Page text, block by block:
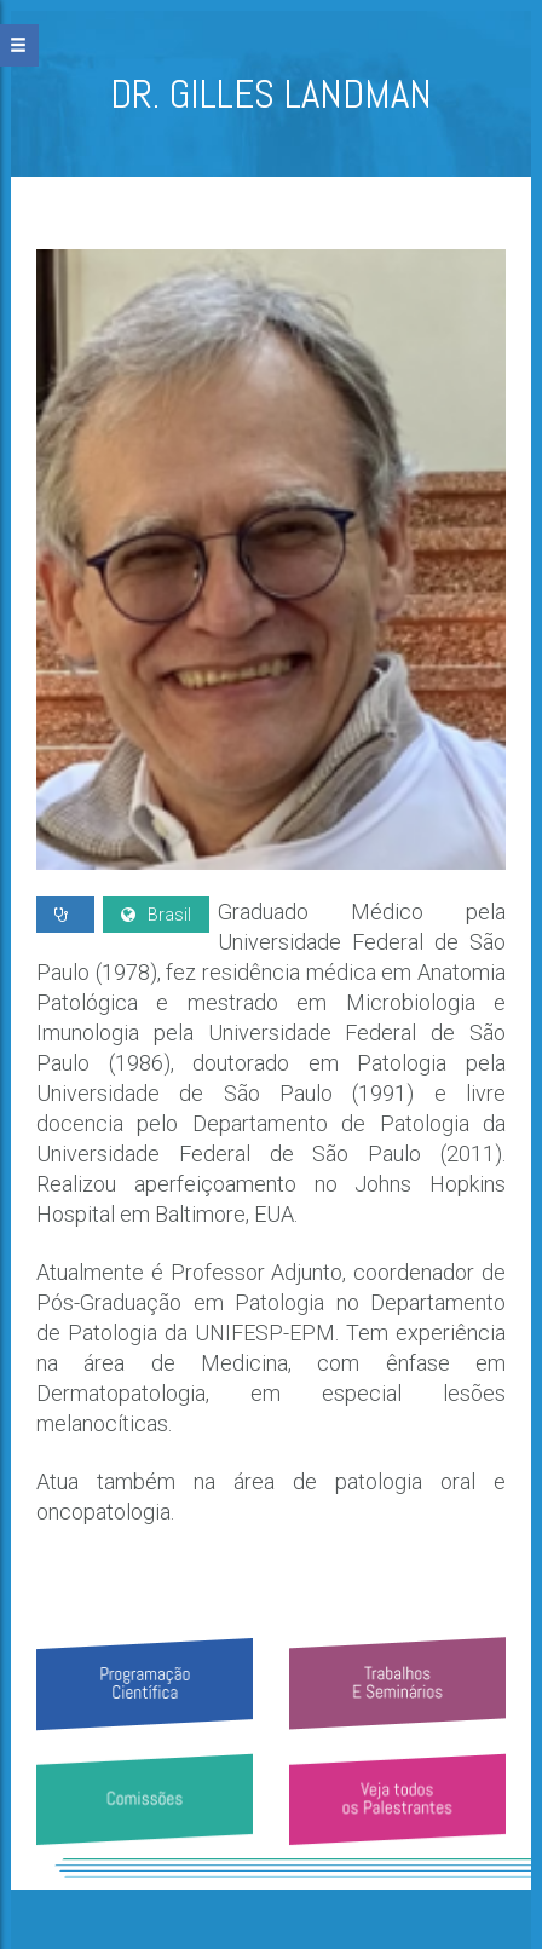
DR. GILLES LANDMAN
Brasil
Graduado Médico pela
Universidade Federal de São
Paulo (1978), fez residência médica em Anatomia
Patológica e mestrado em Microbiologia e
Imunologia pela Universidade Federal de São
Paulo (1986), doutorado em Patologia pela
Universidade de São Paulo (1991) e livre
docencia pelo Departamento de Patologia da
Universidade Federal de São Paulo (2011).
Realizou aperfeiçoamento no Johns Hopkins
Hospital em Baltimore, EUA.
Atualmente é Professor Adjunto, coordenador de
Pós-Graduação em Patologia no Departamento
de Patologia da UNIFESP-EPM. Tem experiência
na área de Medicina, com ênfase em
Dermatopatologia, em especial lesões
melanocíticas.
Atua também na área de patologia oral e
oncopatologia.